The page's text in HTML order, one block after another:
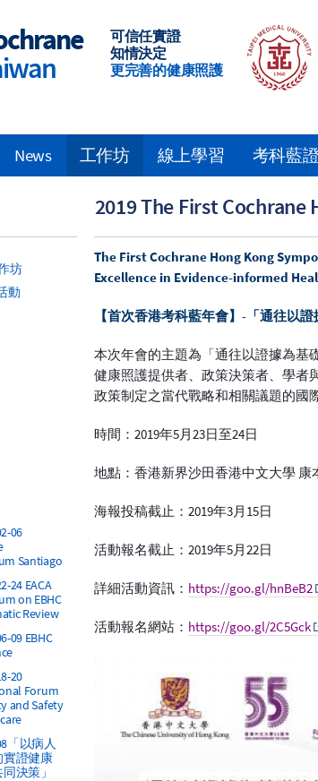
可信任實證
知情決定
更完善的健康照護
2019 The First
The First Cochrane Hong Kong
Excellence in Evidence-informed
【首次香港考科藍年會】- 「通往以
本次年會的主題為「通往以證據為基
健康照護提供者、政策決策者、學者
政策制定之當代戰略和相關議題的國
時間：2019年5月23日至24日
地點：香港新界沙田香港中文大學 康
海報投稿截止：2019年3月15日
活動報名截止：2019年5月22日
詳細活動資訊： https://goo.gl/hnBeB2
活動報名網站： https://goo.gl/2C5Gck
坊
動
06
Santiago
24 EACA
on EBHC
Review
09 EBHC
20
Forum
and Safety
「以病人
證健康
決策」
News 工作坊 線上學習 考科藍